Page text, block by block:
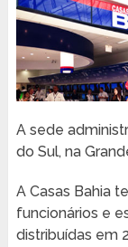
A sede
do Sul, na
A Casas Bahia
funcionários e
distribuídas em